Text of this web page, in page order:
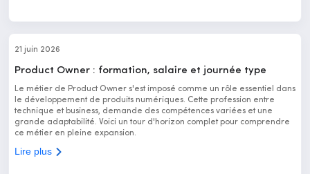
21 juin 2026
Product Owner : formation, salaire et journée type
Le métier de Product Owner s'est imposé comme un rôle essentiel dans
le développement de produits numériques. Cette profession entre
technique et business, demande des compétences variées et une
grande adaptabilité. Voici un tour d'horizon complet pour comprendre
ce métier en pleine expansion.
Lire plus